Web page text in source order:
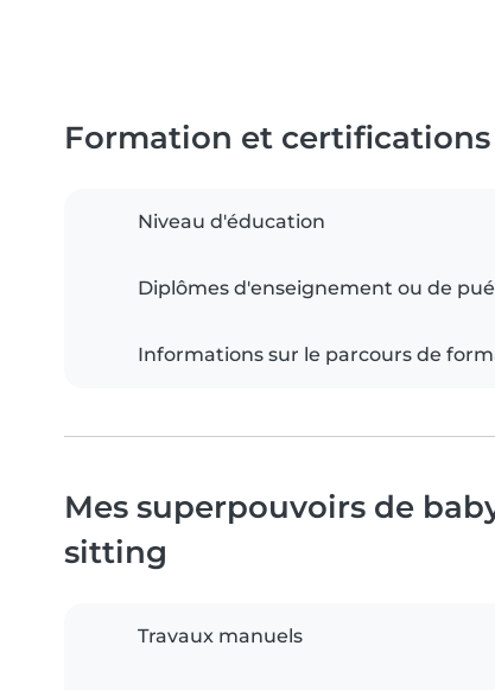
Formation et certifications
Niveau d'éducation
Diplômes d'enseignement ou de
Informations sur le parcours de
Mes superpouvoirs de
sitting
Travaux manuels